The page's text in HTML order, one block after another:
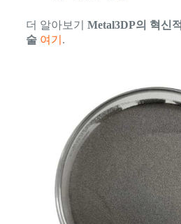
더 알아보기 Metal3DP의 혁신
술 여기 .